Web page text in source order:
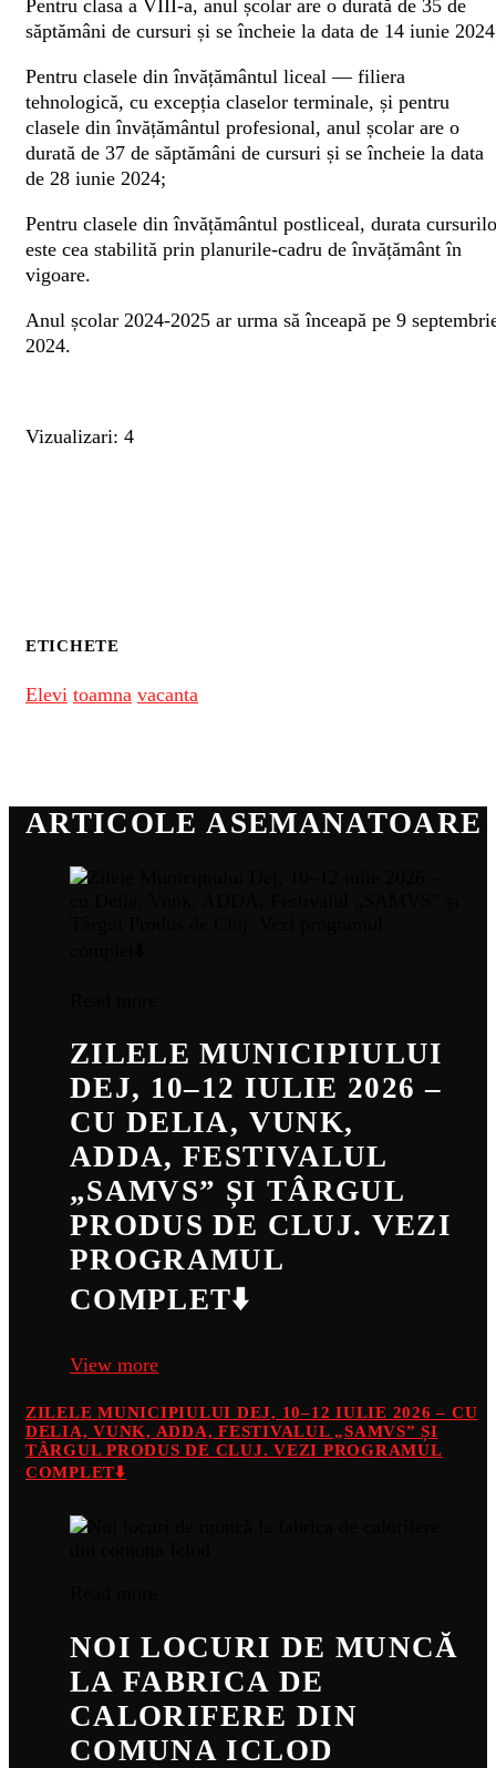
Pentru clasa a VIII-a, anul școlar are o durată de 35 de
săptămâni de cursuri și se încheie la data de 14 iunie
Pentru clasele din învățământul liceal — filiera
tehnologică, cu excepția claselor terminale, și pentru
clasele din învățământul profesional, anul școlar are o
durată de 37 de săptămâni de cursuri și se încheie la data
de 28 iunie 2024;
Pentru clasele din învățământul postliceal, durata
este cea stabilită prin planurile-cadru de învățământ în
vigoare.
Anul școlar 2024-2025 ar urma să înceapă pe 9
2024.
Vizualizari: 4
ETICHETE
Elevi toamna vacanta
ARTICOLE ASEMANATOARE
ZILELE MUNICIPIULUI
DEJ, 10–12 IULIE 2026 –
CU DELIA, VUNK,
ADDA, FESTIVALUL
„SAMVS” ȘI TÂRGUL
PRODUS DE CLUJ. VEZI
PROGRAMUL
COMPLET⬇️
View more
ZILELE MUNICIPIULUI DEJ, 10–12 IULIE 2026 – CU
DELIA, VUNK, ADDA, FESTIVALUL „SAMVS” ȘI
TÂRGUL PRODUS DE CLUJ. VEZI PROGRAMUL
COMPLET⬇️
NOI LOCURI DE MUNCĂ
LA FABRICA DE
CALORIFERE DIN
COMUNA ICLOD